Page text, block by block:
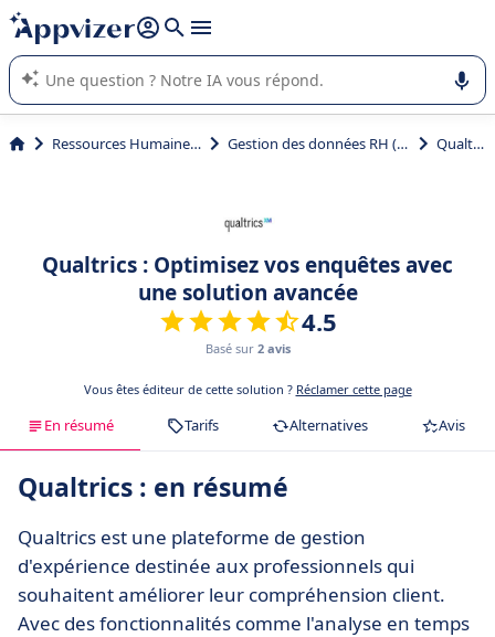
répondre (plusieurs lignes avec
L'IA de Appvizer vous guide dans l'utilisation ou la sélection de
logiciel SaaS en entreprise.
Ressources Humaines (RH) Gestion des données RH (BDESE) Qualtrics
Qualtrics : Optimisez vos enquêtes avec
une solution avancée
4.5
Basé sur 2 avis
Vous êtes éditeur de cette solution ? Réclamer cette page
En résumé Tarifs Alternatives Avis
Qualtrics : en résumé
Qualtrics est une plateforme de gestion
d'expérience destinée aux professionnels qui
souhaitent améliorer leur compréhension client.
Avec des fonctionnalités comme l'analyse en temps